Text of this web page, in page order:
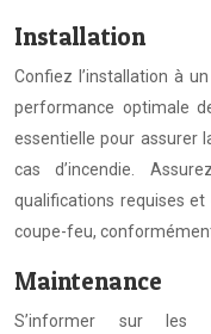
Installation
Confiez l’installation à
performance optimale
essentielle pour assurer
cas d’incendie.
qualifications requises
coupe-feu,
Maintenance
S’informer sur les